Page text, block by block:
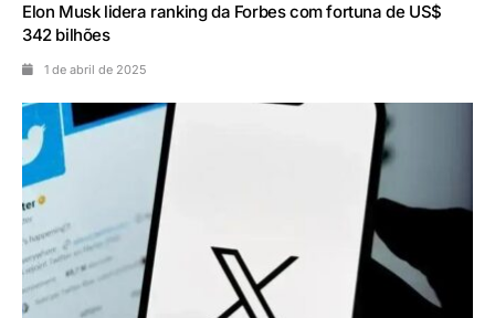
Elon Musk lidera ranking da Forbes com fortuna de US$
342 bilhões
1 de abril de 2025